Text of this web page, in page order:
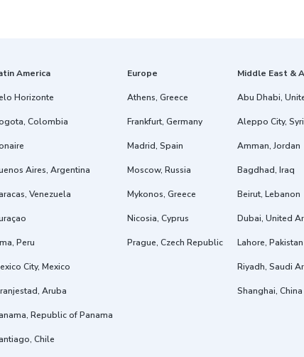
America
Horizonte
Colombia
Aires, Argentina
Venezuela
Peru
City, Mexico
Aruba
Republic of Panama
Chile
Europe
Athens, Greece
Frankfurt, Germany
Madrid, Spain
Moscow, Russia
Mykonos, Greece
Nicosia, Cyprus
Prague, Czech Republic
Middle East &
Abu Dhabi,
Aleppo City,
Amman, Jordan
Bagdhad, Iraq
Beirut, Lebanon
Dubai, United
Lahore, Pakistan
Riyadh, Saudi
Shanghai, China